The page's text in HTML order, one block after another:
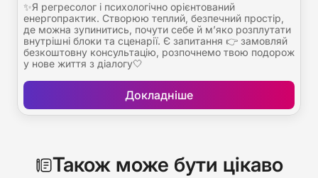
Докладніше
✨Я регресолог і психологічно орієнтований
енергопрактик. Створюю теплий, безпечний простір,
де можна зупинитись, почути себе й м’яко розплутати
внутрішні блоки та сценарії. Є запитання 👉 замовляй
безкоштовну консультацію, розпочнемо твою подорож
у нове життя з діалогу🤍
Також може бути цікаво